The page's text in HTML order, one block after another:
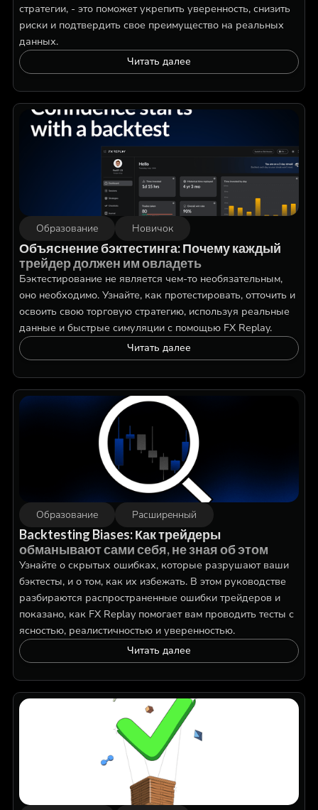
стратегии, - это поможет укрепить уверенность, снизить
риски и подтвердить свое преимущество на реальных
данных.
Читать далее
Образование Новичок
Объяснение бэктестинга: Почему каждый
трейдер должен им овладеть
Бэктестирование не является чем-то необязательным,
оно необходимо. Узнайте, как протестировать, отточить и
освоить свою торговую стратегию, используя реальные
данные и быстрые симуляции с помощью FX Replay.
Читать далее
Образование Расширенный
Backtesting Biases: Как трейдеры
обманывают сами себя, не зная об этом
Узнайте о скрытых ошибках, которые разрушают ваши
бэктесты, и о том, как их избежать. В этом руководстве
разбираются распространенные ошибки трейдеров и
показано, как FX Replay помогает вам проводить тесты с
ясностью, реалистичностью и уверенностью.
Читать далее